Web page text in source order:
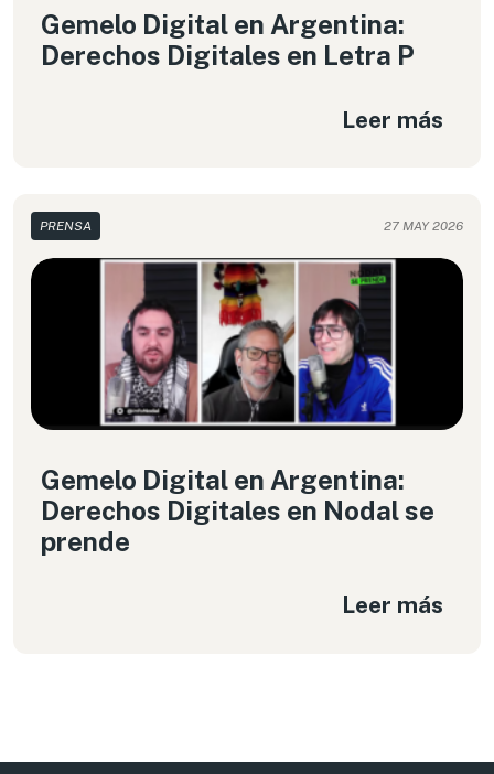
Gemelo Digital en Argentina:
Derechos Digitales en Letra P
Leer más
PRENSA 27 MAY 2026
Gemelo Digital en Argentina:
Derechos Digitales en Nodal se
prende
Leer más